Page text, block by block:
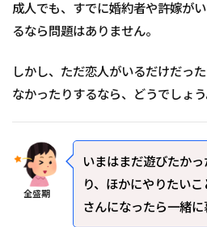
成人でも、すでに婚約者や許嫁が
るなら問題はありません。
しかし、ただ恋人がいるだけだっ
なかったりするなら、どうでしょう
全盛期
いまはまだ遊びたか
り、ほかにやりたい
さんになったら一緒